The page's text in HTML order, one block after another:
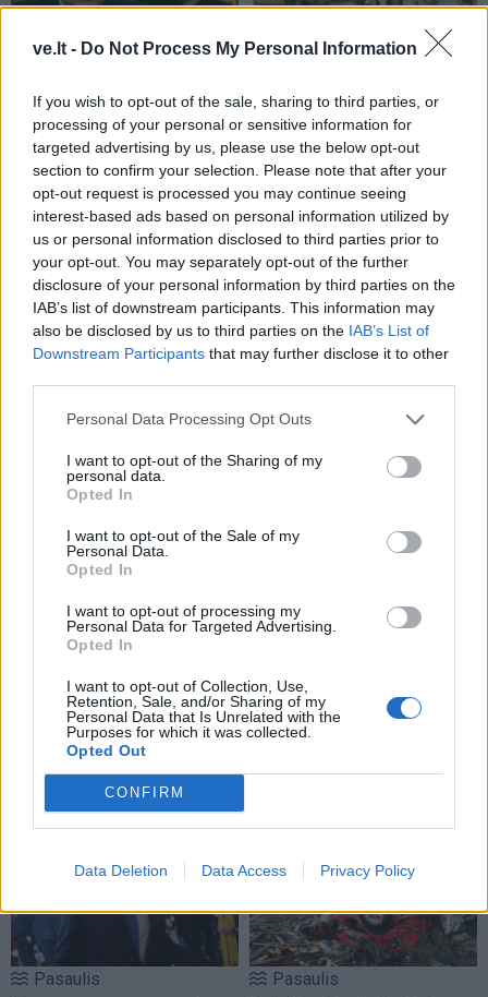
ve.lt - Do Not Process My Personal Information
If you wish to opt-out of the sale, sharing to third parties, or
processing of your personal or sensitive information for
targeted advertising by us, please use the below opt-out
section to confirm your selection. Please note that after your
opt-out request is processed you may continue seeing
interest-based ads based on personal information utilized by
us or personal information disclosed to third parties prior to
your opt-out. You may separately opt-out of the further
disclosure of your personal information by third parties on the
IAB’s list of downstream participants. This information may
also be disclosed by us to third parties on the IAB’s List of
Downstream Participants that may further disclose it to other
Personal Data Processing Opt Outs
I want to opt-out of the Sharing of my
personal data.
Opted In
I want to opt-out of the Sale of my
Personal Data.
Opted In
I want to opt-out of processing my
Personal Data for Targeted Advertising.
Opted In
I want to opt-out of Collection, Use,
Retention, Sale, and/or Sharing of my
Personal Data that Is Unrelated with the
Purposes for which it was collected.
Opted Out
CONFIRM
Data Deletion Data Access Privacy Policy
Stalino šešėlis virš
Kremliaus: kas laukia
Rusijos pasitraukus
Vladimirui Putinui
Rekordiškai nusekęs
Dunojus atidengė II
pasaulinio karo laikų
radinius
„Wildberries“ sandėliui
km nuo sienos
Rusija į kovą siunčia
Pasaulis
„Slėptis jau per vėlu,
šunsnukiai“: ukrainietis
sudalyvavo Rusijos
gynybos vadų vaizdo
JAV teismas bendrovei
„Meta“ skyrė 567 mln.
dolerių baudą
Pasaulis Pasaulis